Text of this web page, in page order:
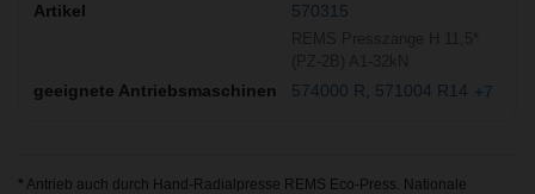
570315
574000 R 571004 R14 +7
* Antrieb auch durch Hand-Radialpresse REMS Eco-Press. Nationale